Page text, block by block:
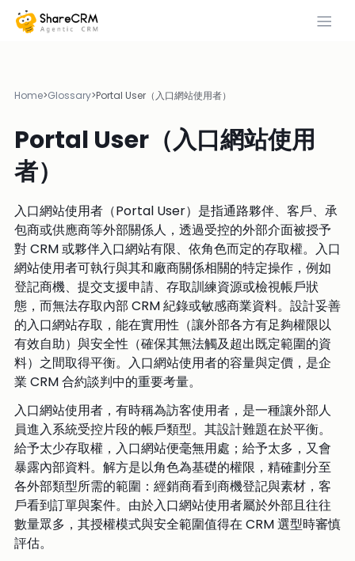
Home>Glossary>Portal User（入口網站使用者）
Portal User（入口網站使用
者）
入口網站使用者（Portal User）是指通路夥伴、客戶、承
包商或供應商等外部關係人，透過受控的外部介面被授予
對 CRM 或夥伴入口網站有限、依角色而定的存取權。入口
網站使用者可執行與其和廠商關係相關的特定操作，例如
登記商機、提交支援申請、存取訓練資源或檢視帳戶狀
態，而無法存取內部 CRM 紀錄或敏感商業資料。設計妥善
的入口網站存取，能在實用性（讓外部各方有足夠權限以
有效自助）與安全性（確保其無法觸及超出既定範圍的資
料）之間取得平衡。入口網站使用者的容量與定價，是企
業 CRM 合約談判中的重要考量。
入口網站使用者，有時稱為訪客使用者，是一種讓外部人
員進入系統受控片段的帳戶類型。其設計難題在於平衡。
給予太少存取權，入口網站便毫無用處；給予太多，又會
暴露內部資料。解方是以角色為基礎的權限，精確劃分至
各外部類型所需的範圍：經銷商看到商機登記與素材，客
戶看到訂單與案件。由於入口網站使用者屬於外部且往往
數量眾多，其授權模式與安全範圍值得在 CRM 選型時審慎
評估。